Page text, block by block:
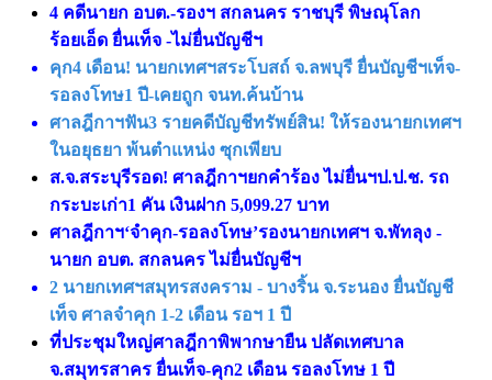
4 คดีนายก อบต.-รองฯ สกลนคร ราชบุรี พิษณุโลก
ร้อยเอ็ด ยื่นเท็จ -ไม่ยื่นบัญชีฯ
คุก4 เดือน! นายกเทศฯสระโบสถ์ จ.ลพบุรี ยื่นบัญชีฯเท็จ-
รอลงโทษ1 ปี-เคยถูก จนท.ค้นบ้าน
ศาลฎีกาฯฟัน3 รายคดีบัญชีทรัพย์สิน! ให้รองนายกเทศฯ
ในอยุธยา พ้นตำแหน่ง ซุกเพียบ
ส.จ.สระบุรีรอด! ศาลฎีกาฯยกคำร้อง ไม่ยื่นฯป.ป.ช. รถ
กระบะเก่า1 คัน เงินฝาก 5,099.27 บาท
ศาลฎีกาฯ‘จำคุก-รอลงโทษ’รองนายกเทศฯ จ.พัทลุง -
นายก อบต. สกลนคร ไม่ยื่นบัญชีฯ
2 นายกเทศฯสมุทรสงคราม - บางริ้น จ.ระนอง ยื่นบัญชี
เท็จ ศาลจำคุก 1-2 เดือน รอฯ 1 ปี
ที่ประชุมใหญ่ศาลฎีกาพิพากษายืน ปลัดเทศบาล
จ.สมุทรสาคร ยื่นเท็จ-คุก2 เดือน รอลงโทษ 1 ปี